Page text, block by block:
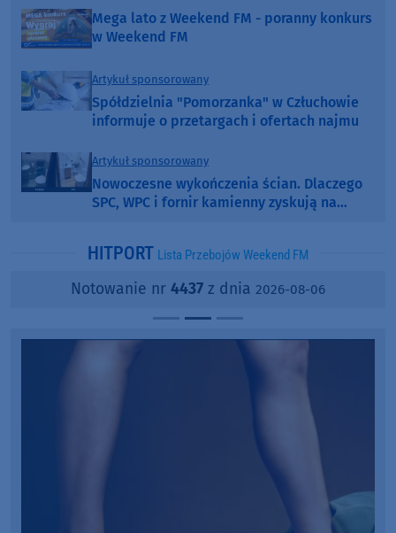
Mega lato z Weekend FM - poranny konkurs
w Weekend FM
Artykuł sponsorowany
Spółdzielnia "Pomorzanka" w Człuchowie
informuje o przetargach i ofertach najmu
Artykuł sponsorowany
Nowoczesne wykończenia ścian. Dlaczego
SPC, WPC i fornir kamienny zyskują na
HITPORT Lista Przebojów Weekend FM
Notowanie nr 4437 z dnia 2026-08-06